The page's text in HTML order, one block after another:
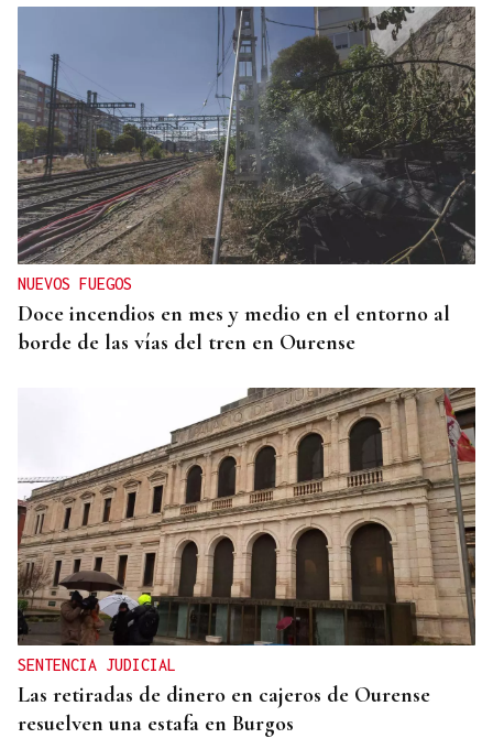
NUEVOS FUEGOS
Doce incendios en mes y medio en el entorno al
borde de las vías del tren en Ourense
SENTENCIA JUDICIAL
Las retiradas de dinero en cajeros de Ourense
resuelven una estafa en Burgos